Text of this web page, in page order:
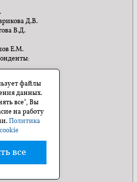
Д.В.
В.Д.
Е.М.
файлы
данных.
все", Вы
на работу
Политика
все